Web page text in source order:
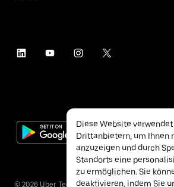
© 2026 Uber Technologies Inc.
Diese Website
Drittanbietern, um Ihnen
anzuzeigen und durch
Standorts eine
zu ermöglichen. Sie
deaktivieren, indem Sie